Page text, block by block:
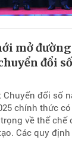
mở
đổi
đổi số
chính thức
về thể chế
Các quy định